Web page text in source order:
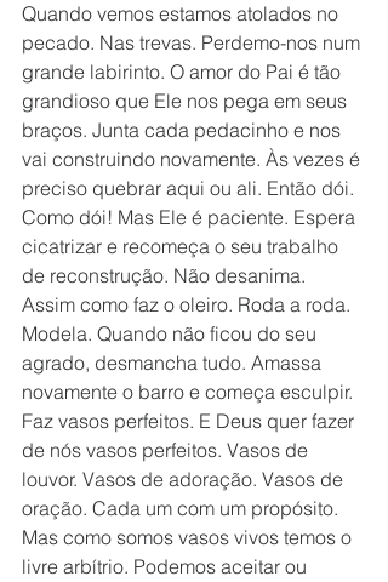
Quando vemos estamos atolados no
pecado. Nas trevas. Perdemo-nos num
grande labirinto. O amor do Pai é tão
grandioso que Ele nos pega em seus
braços. Junta cada pedacinho e nos
vai construindo novamente. Às vezes é
preciso quebrar aqui ou ali. Então dói.
Como dói! Mas Ele é paciente. Espera
cicatrizar e recomeça o seu trabalho
de reconstrução. Não desanima.
Assim como faz o oleiro. Roda a roda.
Modela. Quando não ficou do seu
agrado, desmancha tudo. Amassa
novamente o barro e começa esculpir.
Faz vasos perfeitos. E Deus quer fazer
de nós vasos perfeitos. Vasos de
louvor. Vasos de adoração. Vasos de
oração. Cada um com um propósito.
Mas como somos vasos vivos temos o
livre arbítrio. Podemos aceitar ou